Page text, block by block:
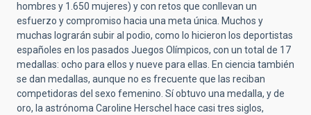
hombres y 1.650 mujeres) y con retos que conllevan un
esfuerzo y compromiso hacia una meta única. Muchos y
muchas lograrán subir al podio, como lo hicieron los deportistas
españoles en los pasados Juegos Olímpicos, con un total de 17
medallas: ocho para ellos y nueve para ellas. En ciencia también
se dan medallas, aunque no es frecuente que las reciban
competidoras del sexo femenino. Sí obtuvo una medalla, y de
oro, la astrónoma Caroline Herschel hace casi tres siglos,